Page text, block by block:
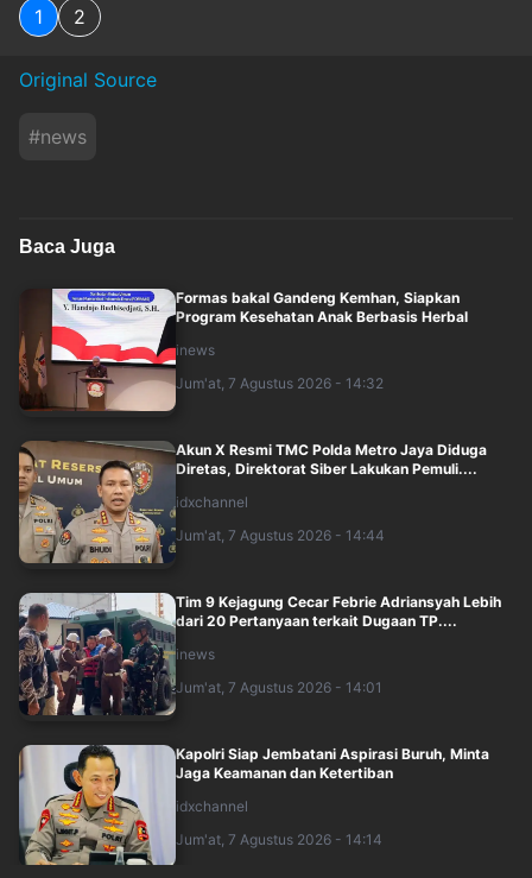
1 2
Original Source
#news
Baca Juga
Formas bakal Gandeng Kemhan, Siapkan
Program Kesehatan Anak Berbasis Herbal
inews
Jum'at, 7 Agustus 2026 - 14:32
Akun X Resmi TMC Polda Metro Jaya Diduga
Diretas, Direktorat Siber Lakukan Pemuli....
idxchannel
Jum'at, 7 Agustus 2026 - 14:44
Tim 9 Kejagung Cecar Febrie Adriansyah Lebih
dari 20 Pertanyaan terkait Dugaan TP....
inews
Jum'at, 7 Agustus 2026 - 14:01
Kapolri Siap Jembatani Aspirasi Buruh, Minta
Jaga Keamanan dan Ketertiban
idxchannel
Jum'at, 7 Agustus 2026 - 14:14